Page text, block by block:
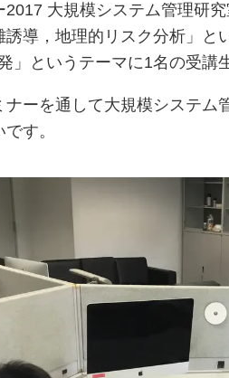
2017 大規模システム管理研
誘導，地理的リスク分析」と
」というテーマに1名の受講
ナーを通して大規模システム
す。